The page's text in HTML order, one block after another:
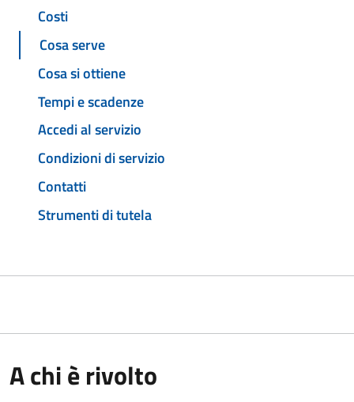
Costi
Cosa serve
Cosa si ottiene
Tempi e scadenze
Accedi al servizio
Condizioni di servizio
Contatti
Strumenti di tutela
A chi è rivolto